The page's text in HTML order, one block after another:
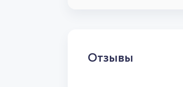
Отзывы